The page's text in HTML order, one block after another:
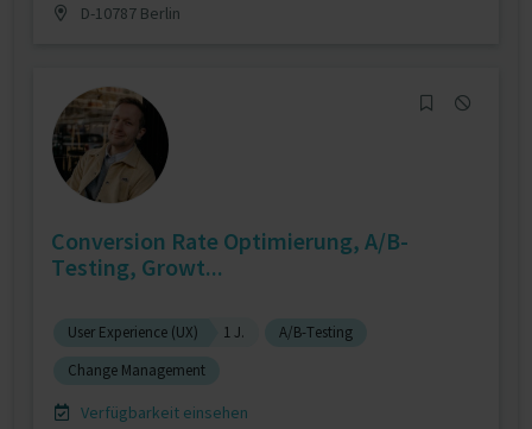
D-10787 Berlin
Conversion Rate Optimierung, A/B-
Testing, Growt...
User Experience (UX) 1 J.
A/B-Testing
Change Management
Verfügbarkeit einsehen